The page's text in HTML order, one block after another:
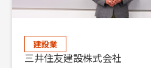
建設業
三井住友建設株式会社